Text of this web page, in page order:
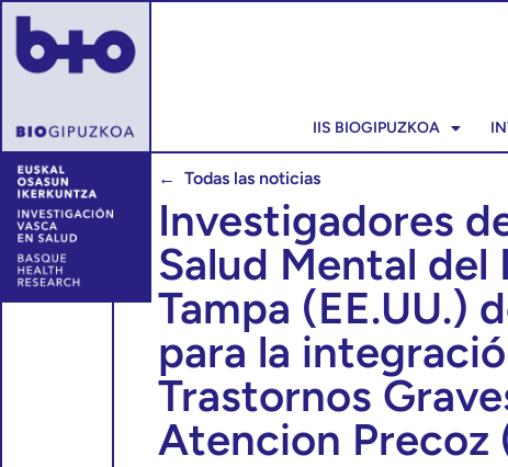
IIS BIOGIPUZKOA
← Todas las noticias
Investigadores
Salud Mental del
Tampa (EE.UU.)
para la
Trastornos
Atencion Precoz